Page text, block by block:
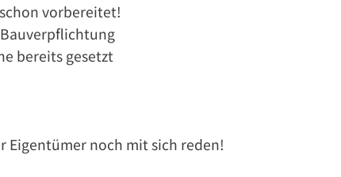
schon vorbereitet!
bereits gesetzt
Eigentümer noch mit sich reden!